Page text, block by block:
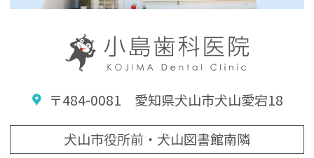
〒484-0081 愛知県犬山市犬山愛宕18
犬山市役所前・犬山図書館南隣